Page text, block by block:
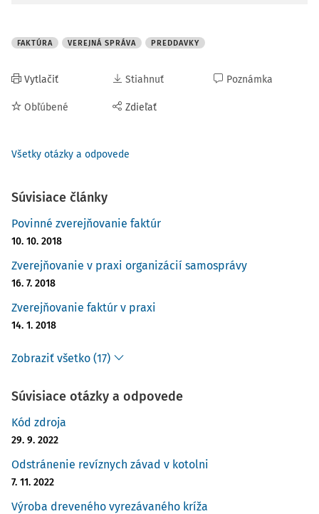
FAKTÚRA VEREJNÁ SPRÁVA PREDDAVKY
Vytlačiť
Obľúbené
Stiahnuť
Zdieľať
Poznámka
Všetky otázky a odpovede
Súvisiace články
Povinné zverejňovanie faktúr
10. 10. 2018
Zverejňovanie v praxi organizácií samosprávy
16. 7. 2018
Zverejňovanie faktúr v praxi
14. 1. 2018
Zobraziť všetko (17)
Súvisiace otázky a odpovede
Kód zdroja
29. 9. 2022
Odstránenie revíznych závad v kotolni
7. 11. 2022
Výroba dreveného vyrezávaného kríža